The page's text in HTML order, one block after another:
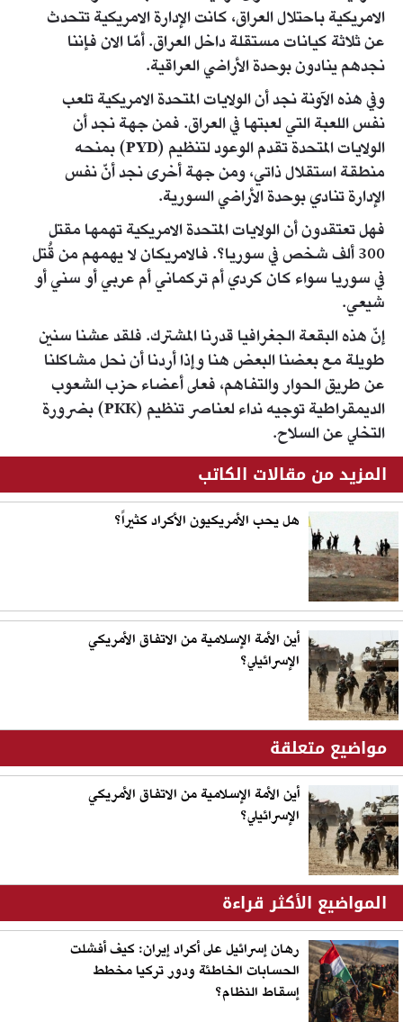
الامريكية باحتلال العراق، كانت الإدارة الامريكية تتحدث
عن ثلاثة كيانات مستقلة داخل العراق. أمّا الان فإننا
نجدهم ينادون بوحدة الأراضي العراقية.
وفي هذه الآونة نجد أن الولايات المتحدة الامريكية تلعب
نفس اللعبة التي لعبتها في العراق. فمن جهة نجد أن
الولايات المتحدة تقدم الوعود لتنظيم (PYD) بمنحه
منطقة استقلال ذاتي، ومن جهة أخرى نجد أنّ نفس
الإدارة تنادي بوحدة الأراضي السورية.
فهل تعتقدون أن الولايات المتحدة الامريكية تهمها مقتل
300 ألف شخص في سوريا؟. فالامريكان لا يهمهم من قُتل
في سوريا سواء كان كردي أم تركماني أم عربي أو سني أو
شيعي.
إنّ هذه البقعة الجغرافيا قدرنا المشترك. فلقد عشنا سنين
طويلة مع بعضنا البعض هنا وإذا أردنا أن نحل مشاكلنا
عن طريق الحوار والتفاهم، فعلى أعضاء حزب الشعوب
الديمقراطية توجيه نداء لعناصر تنظيم (PKK) بضرورة
التخلي عن السلاح.
المزيد من مقالات الكاتب
هل يحب الأمريكيون الأكراد كثيراً؟
أين الأمة الإسلامية من الاتفاق الأمريكي
الإسرائيلي؟
مواضيع متعلقة
أين الأمة الإسلامية من الاتفاق الأمريكي
الإسرائيلي؟
المواضيع الأكثر قراءة
رهان إسرائيل على أكراد إيران: كيف أفشلت
الحسابات الخاطئة ودور تركيا مخطط
إسقاط النظام؟